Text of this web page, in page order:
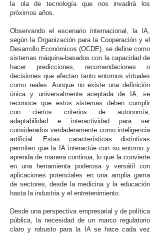
la ola de tecnología que nos invadirá los
próximos años.
Observando el escenario internacional, la IA,
según la Organización para la Cooperación y el
Desarrollo Económicos (OCDE), se define como
sistemas máquina-basados con la capacidad de
hacer predicciones, recomendaciones o
decisiones que afectan tanto entornos virtuales
como reales. Aunque no existe una definición
única y universalmente aceptada de IA, se
reconoce que estos sistemas deben cumplir
con ciertos criterios de autonomía,
adaptabilidad e interactividad para ser
considerados verdaderamente como inteligencia
artificial. Estas características distintivas
permiten que la IA interactúe con su entorno y
aprenda de manera continua, lo que la convierte
en una herramienta poderosa y versátil con
aplicaciones potenciales en una amplia gama
de sectores, desde la medicina y la educación
hasta la industria y el entretenimiento.
Desde una perspectiva empresarial y de política
pública, la necesidad de un marco regulatorio
claro y robusto para la IA se hace cada vez